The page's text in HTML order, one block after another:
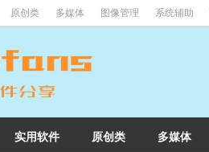
原创类 多媒体 图像管理 系统辅助
实用软件 原创类 多媒体